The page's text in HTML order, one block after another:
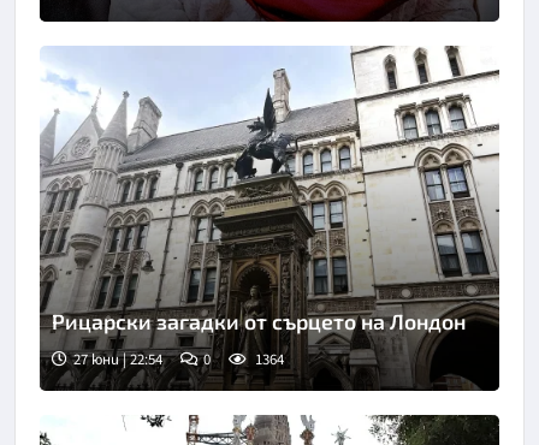
Рицарски загадки от сърцето на Лондон
27 юни | 22:54 0 1364